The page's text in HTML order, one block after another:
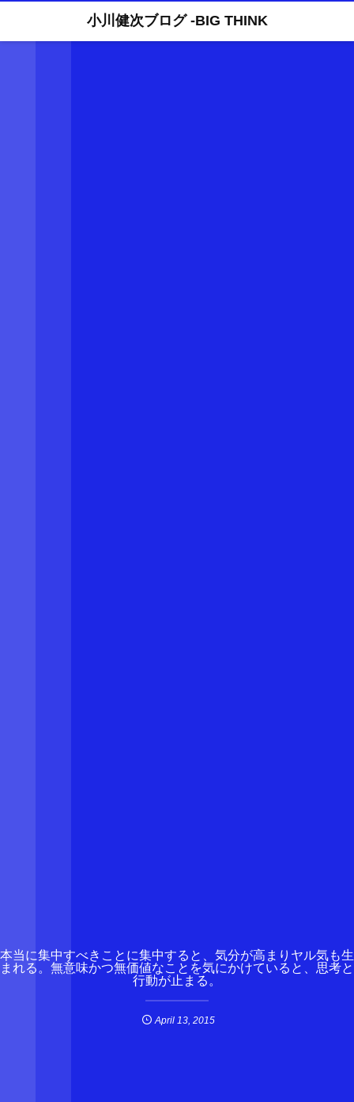
小川健次ブログ -BIG THINK
本当に集中すべきことに集中すると、気分が高まりヤル気も生
まれる。無意味かつ無価値なことを気にかけていると、思考と
行動が止まる。
April 13, 2015